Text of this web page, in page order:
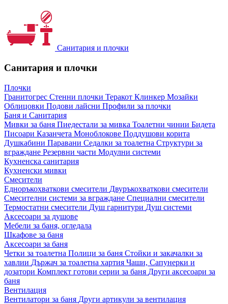
Санитария и плочки
Санитария и плочки
Плочки
Гранитогрес Стенни плочки Теракот Клинкер Мозайки
Облицовки Подови лайсни Профили за плочки
Баня и Санитария
Мивки за баня Пиедестали за мивка Тоалетни чинии Бидета
Писоари Казанчета Моноблокове Поддушови корита
Душкабини Паравани Седалки за тоалетна Структури за
вграждане Резервни части Модулни системи
Кухненска санитария
Кухненски мивки
Смесители
Едноръкохваткови смесители Двуръкохваткови смесители
Смесителни системи за вграждане Специални смесители
Термостатни смесители Душ гарнитури Душ системи
Аксесоари за душове
Мебели за баня, огледала
Шкафове за баня
Аксесоари за баня
Четки за тоалетна Полици за баня Стойки и закачалки за
хавлии Държач за тоалетна хартия Чаши, Сапунерки и
дозатори Комплект готови серии за баня Други аксесоари за
баня
Вентилация
Вентилатори за баня Други артикули за вентилация